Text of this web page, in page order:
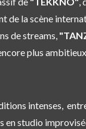
de la scène
de streams,
plus
intenses,
en studio